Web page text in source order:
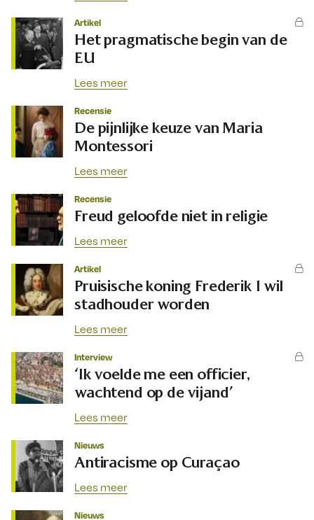
Artikel
Het pragmatische begin van de
EU
Lees meer
Recensie
De pijnlijke keuze van Maria
Montessori
Lees meer
Recensie
Freud geloofde niet in religie
Lees meer
Artikel
Pruisische koning Frederik I wil
stadhouder worden
Lees meer
Interview
‘Ik voelde me een officier,
wachtend op de vijand’
Lees meer
Nieuws
Antiracisme op Curaçao
Lees meer
Nieuws